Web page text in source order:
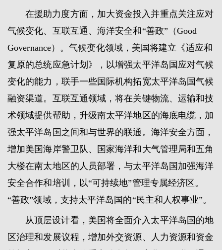
在援助力度方面，加大资金投入并重点关注应对
气候变化、互联互通、海洋安全和“善政”（Good
Governance）。气候变化领域，美国将建立《适应和
复原的总统应急计划》，以增强太平洋岛国应对气候
变化的能力，联手一些国际机构拓宽太平洋岛国气候
融资渠道。互联互通领域，将在关键物流、运输和技
术领域提供帮助，升级南太平洋地区的海底电缆，加
强太平洋岛国之间和与世界的联通。海洋安全方面，
增加美国海岸警卫队、国家海洋和大气管理局和五角
大楼在南太地区的人员部署，与太平洋岛国加强海洋
安全合作和培训，以“可持续地”管理专属经济区。
“善政”领域，支持太平洋岛国的“民主和人权事业”。
从顶层设计看，美国将全面介入太平洋岛国的地
区治理和发展议程，增加外交资源、人力资源和资金